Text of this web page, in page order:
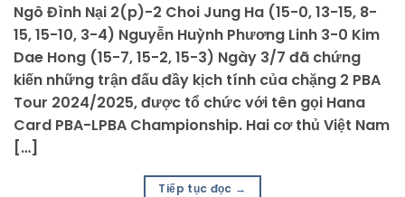
Ngô Đình Nại 2(p)-2 Choi Jung Ha (15-0, 13-15, 8-
15, 15-10, 3-4) Nguyễn Huỳnh Phương Linh 3-0 Kim
Dae Hong (15-7, 15-2, 15-3) Ngày 3/7 đã chứng
kiến những trận đấu đầy kịch tính của chặng 2 PBA
Tour 2024/2025, được tổ chức với tên gọi Hana
Card PBA-LPBA Championship. Hai cơ thủ Việt Nam
[…]
Tiếp tục đọc →